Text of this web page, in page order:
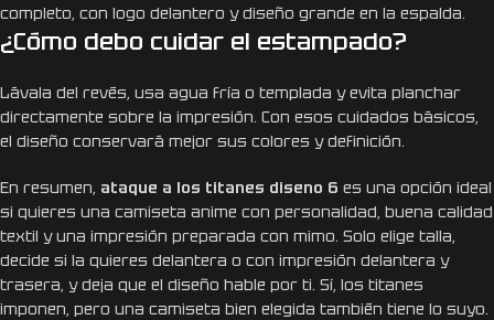
completo, con logo delantero y diseño grande en la espalda.
¿Cómo debo cuidar el estampado?
Lávala del revés, usa agua fría o templada y evita planchar
directamente sobre la impresión. Con esos cuidados básicos,
el diseño conservará mejor sus colores y definición.
En resumen, ataque a los titanes diseno 6 es una opción ideal
si quieres una camiseta anime con personalidad, buena calidad
textil y una impresión preparada con mimo. Solo elige talla,
decide si la quieres delantera o con impresión delantera y
trasera, y deja que el diseño hable por ti. Sí, los titanes
imponen, pero una camiseta bien elegida también tiene lo suyo.